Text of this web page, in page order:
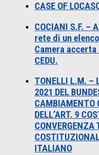
CASE OF
COCIANI S.F. –
rete di un
Camera
CEDU.
TONELLI L.M. –
2021 DEL
CAMBIAMENTO
DELL’ART. 9
CONVERGENZA
ITALIANO